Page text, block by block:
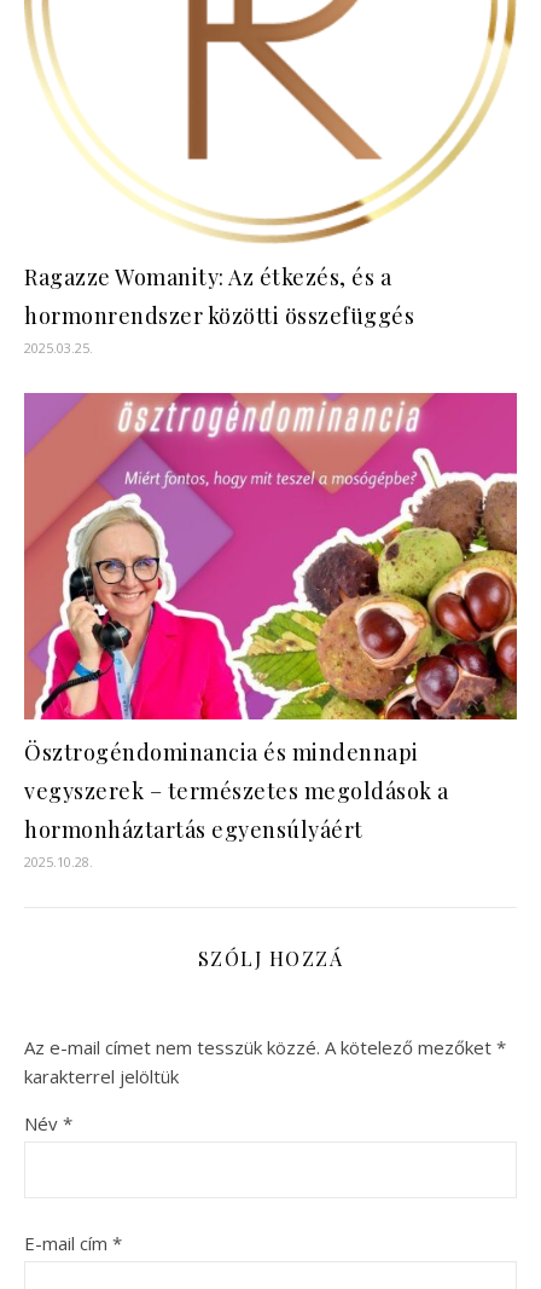
Ragazze Womanity: Az étkezés, és a
hormonrendszer közötti összefüggés
2025.03.25.
Ösztrogéndominancia és mindennapi
vegyszerek – természetes megoldások a
hormonháztartás egyensúlyáért
2025.10.28.
SZÓLJ HOZZÁ
Az e-mail címet nem tesszük közzé. A kötelező mezőket *
karakterrel jelöltük
Név *
E-mail cím *